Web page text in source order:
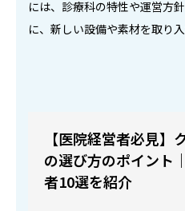
には、診療科の特性や運営方
に、新しい設備や素材を取り
【医院経営者必見】
の選び方のポイント
者10選を紹介